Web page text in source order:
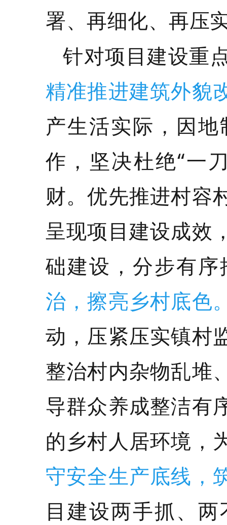
署、再细化、再压
针对项目建设重
精准推进建筑外貌
产生活实际，因
作，坚决杜绝“一
财。优先推进村容
呈现项目建设成效
础建设，分步有
治，擦亮乡村底色
动，压紧压实镇村
整治村内杂物乱堆
导群众养成整洁有
的乡村人居环境，
守安全生产底线，
目建设两手抓、